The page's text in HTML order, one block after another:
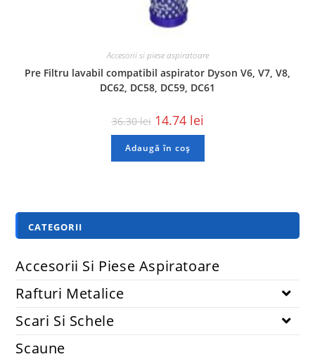
Accesorii si piese aspiratoare
Pre Filtru lavabil compatibil aspirator Dyson V6, V7, V8,
DC62, DC58, DC59, DC61
36.30lei 14.74 lei
Adaugă în coș
CATEGORII
Accesorii Si Piese Aspiratoare
Rafturi Metalice
Scari Si Schele
Scaune